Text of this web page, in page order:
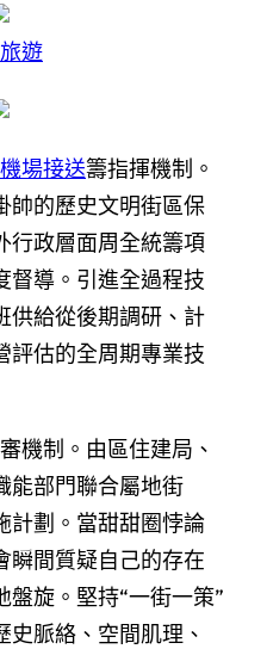
遊
場接送籌指揮機制。
帥的歷史文明街區保
行政層面周全統籌項
督導。引進全過程技
供給從後期調研、計
評估的全周期專業技
機制。由區住建局、
能部門聯合屬地街
計劃。當甜甜圈悖論
瞬間質疑自己的存在
旋。堅持“一街一策”
脈絡、空間肌理、